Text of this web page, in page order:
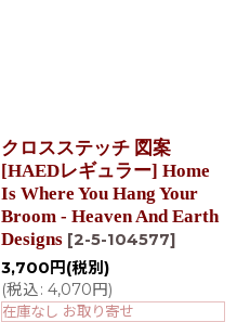
クロスステッチ 図案
[HAEDレギュラー] Home
Is Where You Hang Your
Broom - Heaven And Earth
Designs [2-5-104577]
3,700 円 (税別)
(税込: 4,070円)
在庫なし お取り寄せ